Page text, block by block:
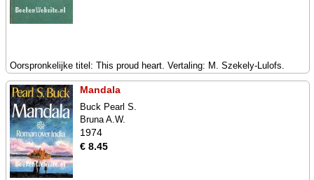
Oorspronkelijke titel: This proud heart. Vertaling: M. Szekely-Lulofs.
Mandala
Buck Pearl S.
Bruna A.W.
1974
€ 8.45